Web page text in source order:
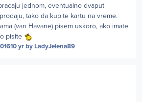
jednom, eventualno dvaput
tako da kupite kartu na vreme.
(van Havane) pisem uskoro, ako imate
pisite
10 yrby LadyJelena89